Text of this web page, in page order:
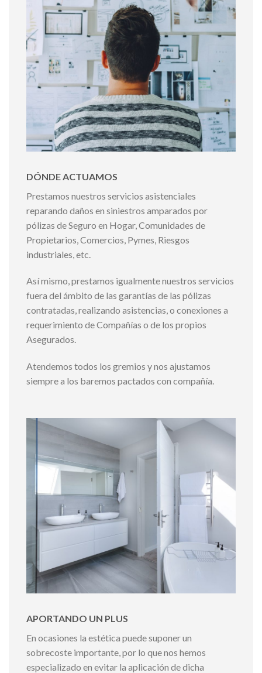
DÓNDE ACTUAMOS
Prestamos nuestros servicios asistenciales
reparando daños en siniestros amparados por
pólizas de Seguro en Hogar, Comunidades de
Propietarios, Comercios, Pymes, Riesgos
industriales, etc.
Así mismo, prestamos igualmente nuestros servicios
fuera del ámbito de las garantías de las pólizas
contratadas, realizando asistencias, o conexiones a
requerimiento de Compañías o de los propios
Asegurados.
Atendemos todos los gremios y nos ajustamos
siempre a los baremos pactados con compañía.
APORTANDO UN PLUS
En ocasiones la estética puede suponer un
sobrecoste importante, por lo que nos hemos
especializado en evitar la aplicación de dicha